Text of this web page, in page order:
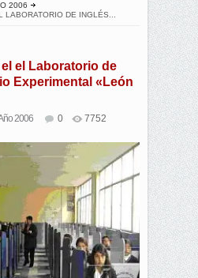
2006
DE INGLÉS...
el Laboratorio de
Experimental «León
2006 0 7752